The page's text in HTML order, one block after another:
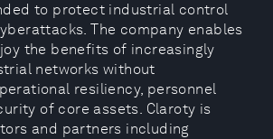
to protect industrial control
The company enables
the benefits of increasingly
networks without
resiliency, personnel
of core assets. Claroty is
and partners including